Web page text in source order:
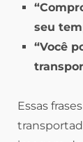
seu
“Você
Essas